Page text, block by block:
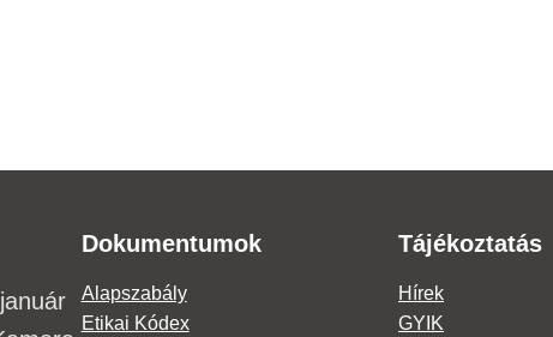
Dokumentumok
Alapszabály
Etikai Kódex
Tájékoztatás
Hírek
GYIK